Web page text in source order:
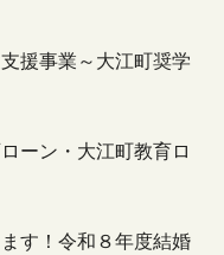
援事業～大江町奨学
ーン・大江町教育ロ
す！令和８年度結婚